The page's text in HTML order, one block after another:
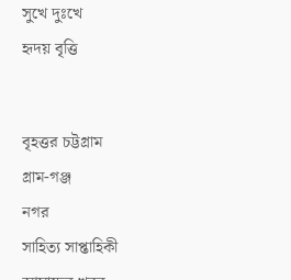
সুখে দুঃখে
হৃদয় বৃত্তি
বৃহত্তর চট্টগ্রাম
গ্রাম-গঞ্জ
নগর
সাহিত্য সাপ্তাহিকী